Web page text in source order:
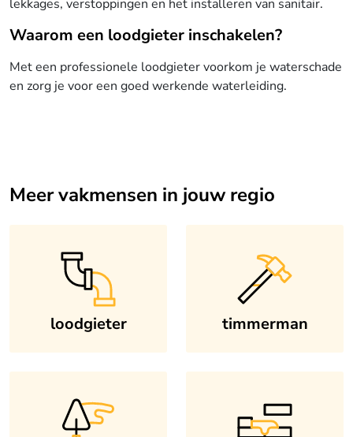
lekkages, verstoppingen en het installeren van sanitair.
Waarom een loodgieter inschakelen?
Met een professionele loodgieter voorkom je waterschade
en zorg je voor een goed werkende waterleiding.
Meer vakmensen in jouw regio
loodgieter timmerman